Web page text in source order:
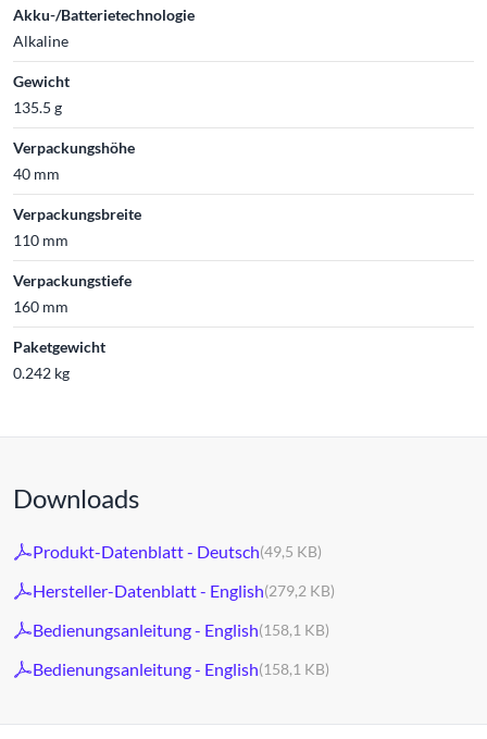
Akku-/Batterietechnologie
Alkaline
Gewicht
135.5 g
Verpackungshöhe
40 mm
Verpackungsbreite
110 mm
Verpackungstiefe
160 mm
Paketgewicht
0.242 kg
Downloads
Produkt-Datenblatt - Deutsch(49,5 KB)
Hersteller-Datenblatt - English(279,2 KB)
Bedienungsanleitung - English(158,1 KB)
Bedienungsanleitung - English(158,1 KB)